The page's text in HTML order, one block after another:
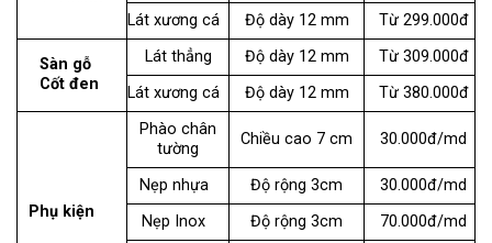
Lát xương cá
Độ dày 12 mm Từ 299.000đ
Sàn gỗ
Cốt đen
Lát thẳng Độ dày 12 mm
Từ 309.000đ
Lát xương cá
Độ dày 12 mm Từ 380.000đ
Phụ kiện
Phào chân
tường
Chiều cao 7 cm 30.000đ/md
Nẹp nhựa Độ rộng 3cm
30.000đ/md
Nẹp Inox
Độ rộng 3cm
70.000đ/md